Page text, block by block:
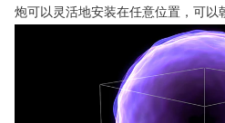
炮可以灵活地安装在任意位置，可以